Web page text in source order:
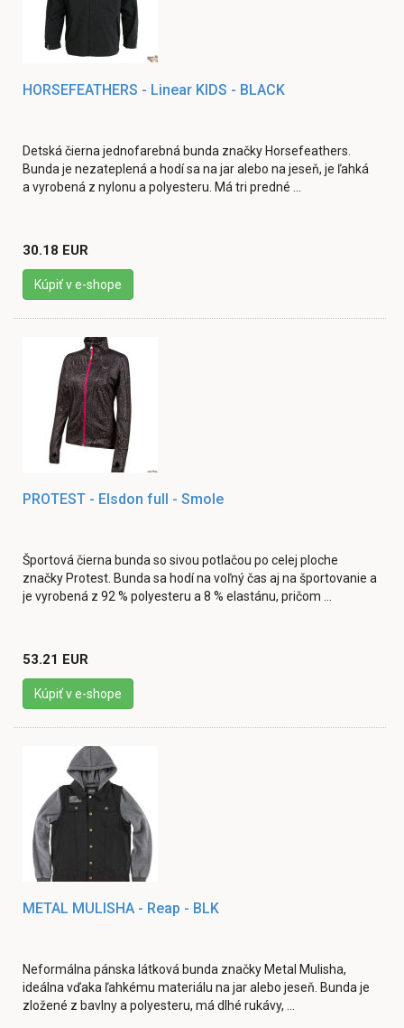
HORSEFEATHERS - Linear KIDS - BLACK
Detská čierna jednofarebná bunda značky Horsefeathers.
Bunda je nezateplená a hodí sa na jar alebo na jeseň, je ľahká
a vyrobená z nylonu a polyesteru. Má tri predné ...
30.18 EUR
Kúpiť v e-shope
PROTEST - Elsdon full - Smole
Športová čierna bunda so sivou potlačou po celej ploche
značky Protest. Bunda sa hodí na voľný čas aj na športovanie a
je vyrobená z 92 % polyesteru a 8 % elastánu, pričom ...
53.21 EUR
Kúpiť v e-shope
METAL MULISHA - Reap - BLK
Neformálna pánska látková bunda značky Metal Mulisha,
ideálna vďaka ľahkému materiálu na jar alebo jeseň. Bunda je
zložené z bavlny a polyesteru, má dlhé rukávy, ...